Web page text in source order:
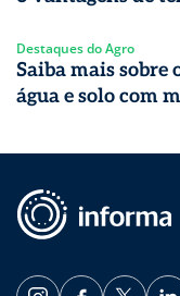
Destaques do Agro
Saiba mais sobre
água e solo com